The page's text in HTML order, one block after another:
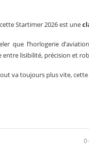
Startimer 2026 est une
que l’horlogerie
entre lisibilité, précision et
va toujours plus vite,
0